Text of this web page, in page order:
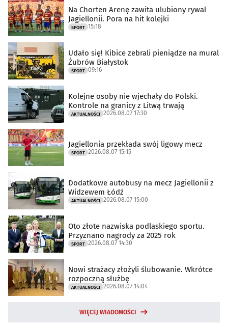
Na Chorten Arenę zawita ulubiony rywal
Jagiellonii. Pora na hit kolejki
SPORT 15:18
Udało się! Kibice zebrali pieniądze na mural
Żubrów Białystok
SPORT 09:16
Kolejne osoby nie wjechały do Polski.
Kontrole na granicy z Litwą trwają
AKTUALNOŚCI 2026.08.07 17:30
Jagiellonia przekłada swój ligowy mecz
SPORT 2026.08.07 15:15
Dodatkowe autobusy na mecz Jagiellonii z
Widzewem Łódź
AKTUALNOŚCI 2026.08.07 15:00
Oto złote nazwiska podlaskiego sportu.
Przyznano nagrody za 2025 rok
SPORT 2026.08.07 14:30
Nowi strażacy złożyli ślubowanie. Wkrótce
rozpoczną służbę
AKTUALNOŚCI 2026.08.07 14:04
WIĘCEJ WIADOMOŚCI